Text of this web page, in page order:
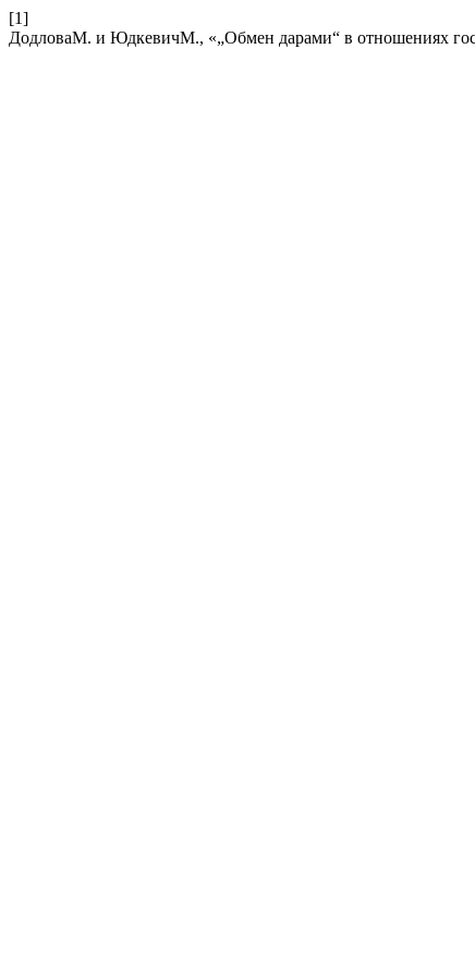
[1]
ДодловаМ. и ЮдкевичМ., «„Обмен дарами“ в отношениях